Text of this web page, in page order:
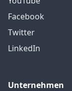
Facebook
Twitter
LinkedIn
Unternehmen